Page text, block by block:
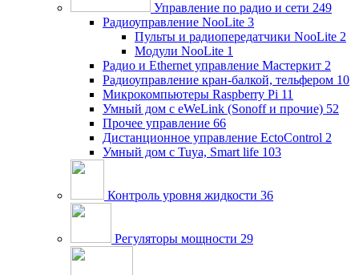
Управление по радио и сети 249
Радиоуправление NooLite 3
Пульты и радиопередатчики NooLite 2
Модули NooLite 1
Радио и Ethernet управление Мастеркит 2
Радиоуправление кран-балкой, тельфером 10
Микрокомпьютеры Raspberry Pi 11
Умный дом c eWeLink (Sonoff и прочие) 52
Прочее управление 66
Дистанционное управление EctoControl 2
Умный дом с Tuya, Smart life 103
Контроль уровня жидкости 36
Регуляторы мощности 29